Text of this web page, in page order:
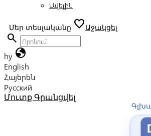
Ավելին
Մեր տեսլականը favoriteԱջակցել
search
hy globe
English
Հայերեն
Русский
Մուտք Գրանցվել